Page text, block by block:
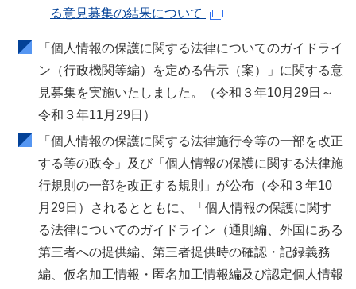
る意見募集の結果について
「個人情報の保護に関する法律についてのガイドライ
ン（行政機関等編）を定める告示（案）」に関する意
見募集を実施いたしました。（令和３年10月29日～
令和３年11月29日）
「個人情報の保護に関する法律施行令等の一部を改正
する等の政令」及び「個人情報の保護に関する法律施
行規則の一部を改正する規則」が公布（令和３年10
月29日）されるとともに、「個人情報の保護に関す
る法律についてのガイドライン（通則編、外国にある
第三者への提供編、第三者提供時の確認・記録義務
編、仮名加工情報・匿名加工情報編及び認定個人情報